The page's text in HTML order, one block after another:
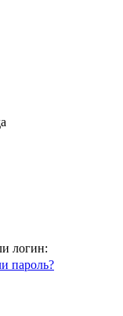
логин:
пароль?